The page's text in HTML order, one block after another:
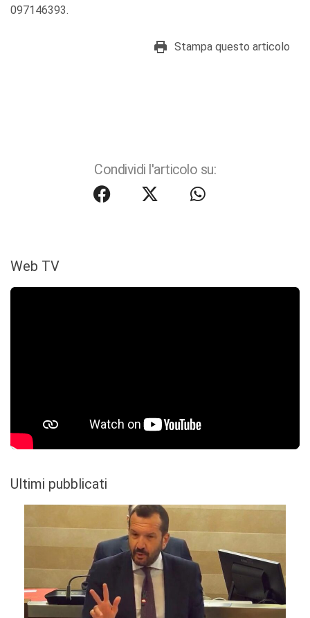
097146393.
Stampa questo articolo
Condividi l'articolo su:
Web TV
Ultimi pubblicati